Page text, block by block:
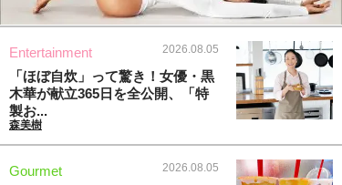
Entertainment 2026.08.05
「ほぼ自炊」って驚き！女優・黒
木華が献立365日を全公開、「特
製お...
森美樹
Gourmet 2026.08.05